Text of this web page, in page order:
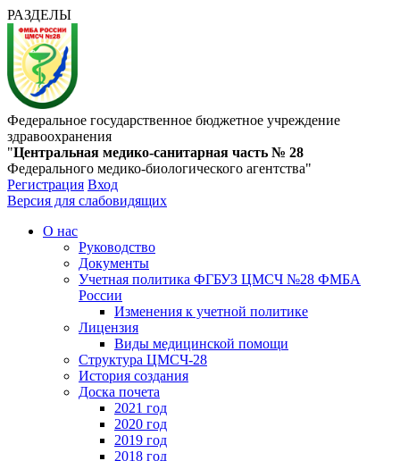
РАЗДЕЛЫ
Федеральное государственное бюджетное учреждение
здравоохранения
"Центральная медико-санитарная часть № 28
Федерального медико-биологического агентства"
Регистрация Вход
Версия для слабовидящих
О нас
Руководство
Документы
Учетная политика ФГБУЗ ЦМСЧ №28 ФМБА
России
Изменения к учетной политике
Лицензия
Виды медицинской помощи
Структура ЦМСЧ-28
История создания
Доска почета
2021 год
2020 год
2019 год
2018 год